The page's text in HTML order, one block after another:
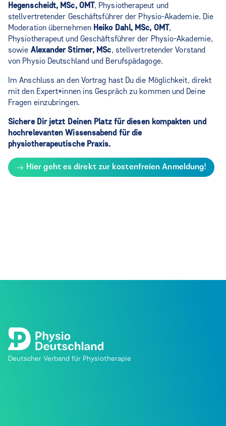
Hegenscheidt, MSc, OMT, Physiotherapeut und
stellvertretender Geschäftsführer der Physio-Akademie. Die
Moderation übernehmen Heiko Dahl, MSc, OMT,
Physiotherapeut und Geschäftsführer der Physio-Akademie,
sowie Alexander Stirner, MSc, stellvertretender Vorstand
von Physio Deutschland und Berufspädagoge.
Im Anschluss an den Vortrag hast Du die Möglichkeit, direkt
mit den Expert*innen ins Gespräch zu kommen und Deine
Fragen einzubringen.
Sichere Dir jetzt Deinen Platz für diesen kompakten und
hochrelevanten Wissensabend für die
physiotherapeutische Praxis.
Hier geht es direkt zur kostenfreien Anmeldung!
Deutscher Verband für Physiotherapie